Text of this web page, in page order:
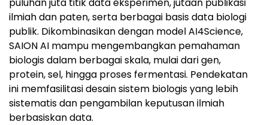
ilmiah dan paten, serta berbagai basis data biologi
publik. Dikombinasikan dengan model AI4Science,
SAION AI mampu mengembangkan pemahaman
biologis dalam berbagai skala, mulai dari gen,
protein, sel, hingga proses fermentasi. Pendekatan
ini memfasilitasi desain sistem biologis yang lebih
sistematis dan pengambilan keputusan ilmiah
berbasiskan data.